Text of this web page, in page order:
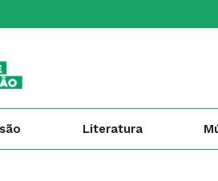
Literatura